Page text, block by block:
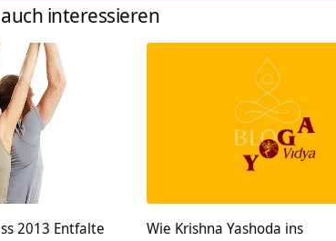
interessieren
2013 Entfalte
Wie Krishna Yashoda ins